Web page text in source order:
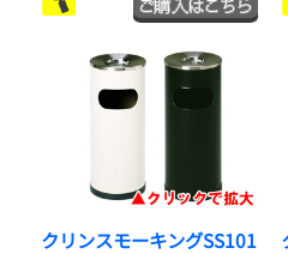
クリンスモーキングSS101